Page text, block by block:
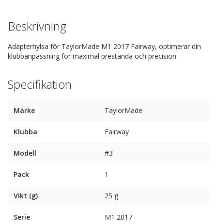
Beskrivning
Adapterhylsa för TaylorMade M1 2017 Fairway, optimerar din
klubbanpassning för maximal prestanda och precision.
Specifikation
Märke TaylorMade
Klubba Fairway
Modell #3
Pack 1
Vikt (g) 25 g
Serie M1 2017